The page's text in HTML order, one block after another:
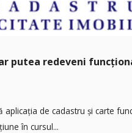
putea redeveni
aplicația de cadastru și carte
în cursul...